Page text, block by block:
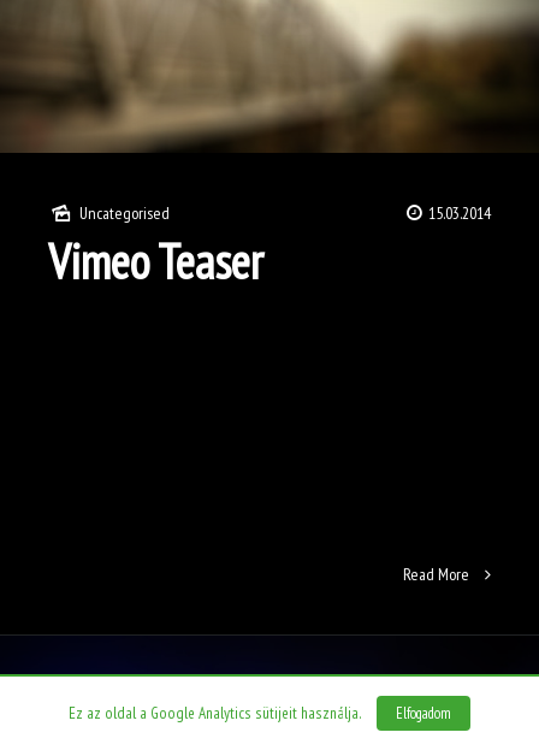
Uncategorised 15.03.2014
Vimeo Teaser
Read More
Ez az oldal a Google Analytics sütijeit használja. Elfogadom